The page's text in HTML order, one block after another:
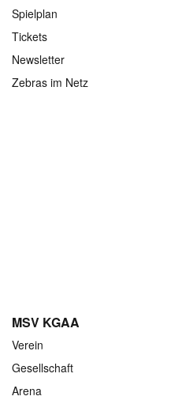
Spielplan
Tickets
Newsletter
Zebras im Netz
MSV KGAA
Verein
Gesellschaft
Arena